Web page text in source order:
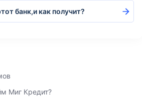
банк,и как получит?
Миг Кредит?